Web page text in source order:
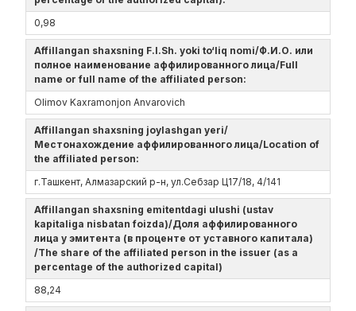
0,98
Affillangan shaxsning F.I.Sh. yoki to‘liq nomi/Ф.И.О. или
полное наименование аффилированного лица/Full
name or full name of the affiliated person:
Olimov Kaxramonjon Anvarovich
Affillangan shaxsning joylashgan yeri/
Местонахождение аффилированного лица/Location of
the affiliated person:
г.Ташкент, Алмазарский р-н, ул.Себзар Ц17/18, 4/141
Affillangan shaxsning emitentdagi ulushi (ustav
kapitaliga nisbatan foizda)/Доля аффилированного
лица у эмитента (в проценте от уставного капитала)
/The share of the affiliated person in the issuer (as a
percentage of the authorized capital)
88,24